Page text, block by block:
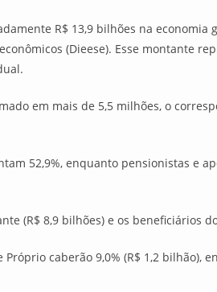
R$ 13,9 bilhões na
(Dieese). Esse montante
em mais de 5,5 milhões, o
52,9%, enquanto pensionistas e
(R$ 8,9 bilhões) e os beneficiários do
caberão 9,0% (R$ 1,2 bilhão),